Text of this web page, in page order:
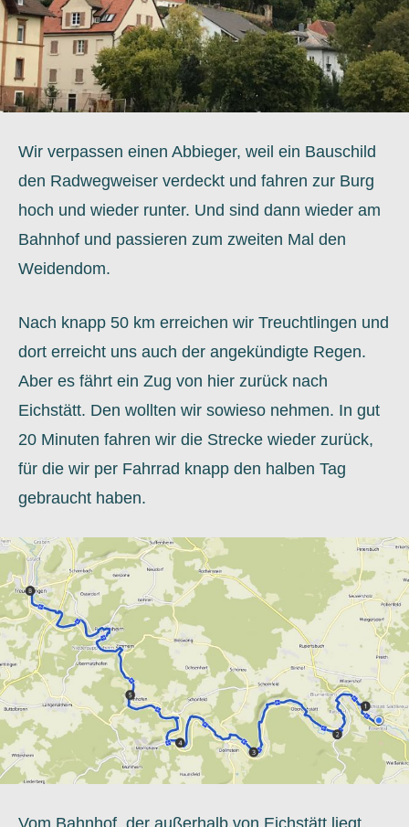
Wir verpassen einen Abbieger, weil ein Bauschild
den Radwegweiser verdeckt und fahren zur Burg
hoch und wieder runter. Und sind dann wieder am
Bahnhof und passieren zum zweiten Mal den
Weidendom.
Nach knapp 50 km erreichen wir Treuchtlingen und
dort erreicht uns auch der angekündigte Regen.
Aber es fährt ein Zug von hier zurück nach
Eichstätt. Den wollten wir sowieso nehmen. In gut
20 Minuten fahren wir die Strecke wieder zurück,
für die wir per Fahrrad knapp den halben Tag
gebraucht haben.
Vom Bahnhof, der außerhalb von Eichstätt liegt,